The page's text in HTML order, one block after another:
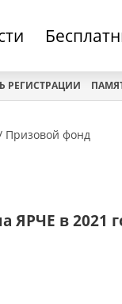
РЕГИСТРАЦИИ
Призовой фонд
ЯРЧЕ в